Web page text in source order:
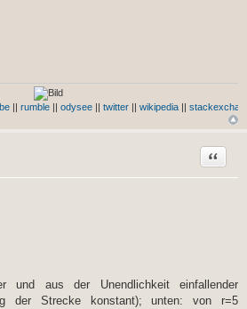
|| rumble || odysee || twitter || wikipedia ||
Zitat
und aus der Unendlichkeit einfallender
der Strecke konstant); unten: von r=5